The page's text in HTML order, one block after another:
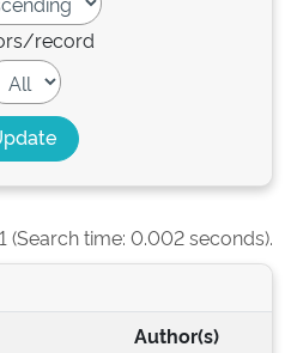
record
(Search time: 0.002 seconds).
Author(s)